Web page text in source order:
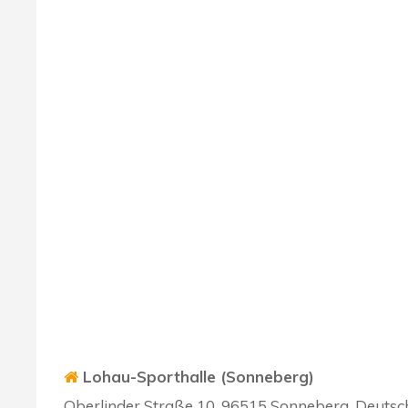
Lohau-Sporthalle (Sonneberg)